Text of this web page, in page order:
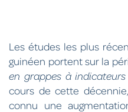
Les études les plus
guinéen portent sur la
en grappes à
cours de cette
connu une